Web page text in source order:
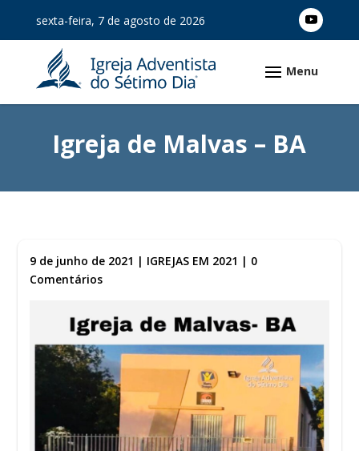
sexta-feira, 7 de agosto de 2026
Igreja de Malvas – BA
9 de junho de 2021 | IGREJAS EM 2021 | 0
Comentários